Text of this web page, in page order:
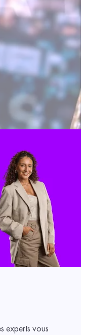
experts vous